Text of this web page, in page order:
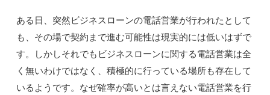
ある日、突然ビジネスローンの電話営業が行われたとして
も、その場で契約まで進む可能性は現実的には低いはずで
す。しかしそれでもビジネスローンに関する電話営業は全
く無いわけではなく、積極的に行っている場所も存在して
いるようです。なぜ確率が高いとは言えない電話営業を行